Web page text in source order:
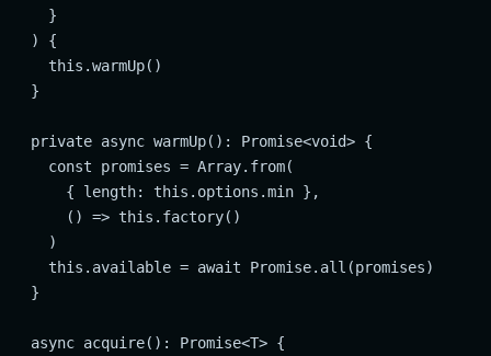
    }
  ) {
    this.warmUp()
  }
  private async warmUp(): Promise<void> {
    const promises = Array.from(
      { length: this.options.min },
      () => this.factory()
    )
    this.available = await Promise.all(promises)
  }
  async acquire(): Promise<T> {